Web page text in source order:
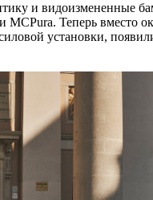
и видоизмененные
MCPura. Теперь
установки,